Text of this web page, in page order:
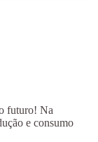
futuro! Na
e consumo